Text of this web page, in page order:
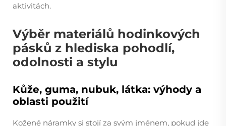
aktivitách.
Výběr materiálů hodinkových
pásků z hlediska pohodlí,
odolnosti a stylu
Kůže, guma, nubuk, látka: výhody a
oblasti použití
Kožené náramky si stojí za svým jménem, pokud jde